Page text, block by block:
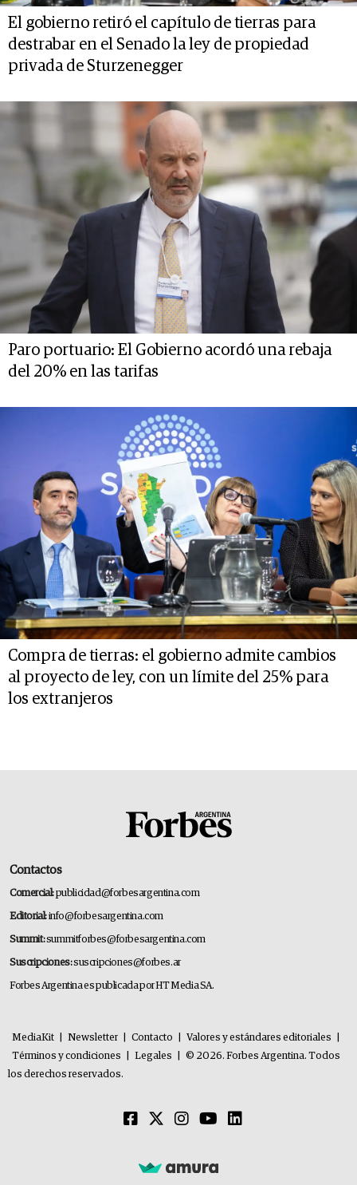
El gobierno retiró el capítulo de tierras para
destrabar en el Senado la ley de propiedad
privada de Sturzenegger
Paro portuario: El Gobierno acordó una rebaja
del 20% en las tarifas
Compra de tierras: el gobierno admite cambios
al proyecto de ley, con un límite del 25% para
los extranjeros
Contactos
Comercial:publicidad@forbesargentina.com
Editorial:info@forbesargentina.com
Summit:summitforbes@forbesargentina.com
Suscripciones:suscripciones@forbes.ar
Forbes Argentina es publicada por HT Media SA.
MediaKit Newsletter Contacto Valores y estándares editoriales
Términos y condiciones
Legales
© 2026. Forbes Argentina. Todos
los derechos reservados.